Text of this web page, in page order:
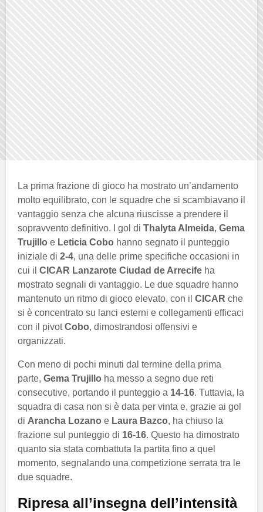
La prima frazione di gioco ha mostrato un’andamento
molto equilibrato, con le squadre che si scambiavano il
vantaggio senza che alcuna riuscisse a prendere il
sopravvento definitivo. I gol di Thalyta Almeida, Gema
Trujillo e Leticia Cobo hanno segnato il punteggio
iniziale di 2-4, una delle prime specifiche occasioni in
cui il CICAR Lanzarote Ciudad de Arrecife ha
mostrato segnali di vantaggio. Le due squadre hanno
mantenuto un ritmo di gioco elevato, con il CICAR che
si è concentrato su lanci esterni e collegamenti efficaci
con il pivotCobo, dimostrandosi offensivi e
organizzati.
Con meno di pochi minuti dal termine della prima
parte, Gema Trujillo ha messo a segno due reti
consecutive, portando il punteggio a 14-16. Tuttavia, la
squadra di casa non si è data per vinta e, grazie ai gol
di Arancha Lozano e Laura Bazco, ha chiuso la
frazione sul punteggio di 16-16. Questo ha dimostrato
quanto sia stata combattuta la partita fino a quel
momento, segnalando una competizione serrata tra le
due squadre.
Ripresa all’insegna dell’intensità